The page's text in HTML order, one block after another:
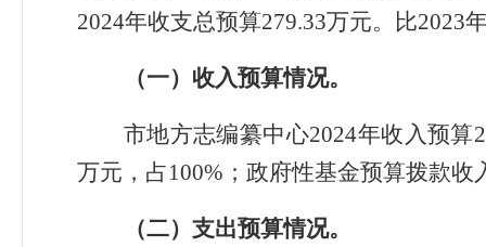
2024年收支总预算279.33万元。比2023
（一）收入预算情况。
市地方志编纂中心2024年收入预算
万元，占100%；政府性基金预算拨款
（二）支出预算情况。